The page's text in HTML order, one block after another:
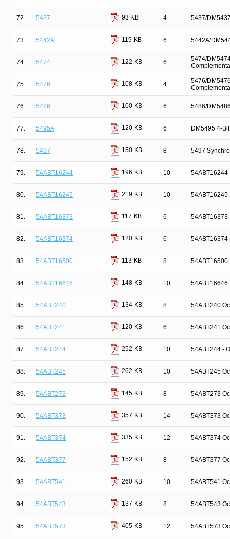
72. 5437 93 KB 4 5437/
73. 5442A 119 KB 6 5442A/
74. 5474 122 KB 6
5474/
75. 5476 108 KB 4
5476/
76. 5486 100 KB 6 5486/
77. 5495A 120 KB 6 DM5495 4-
78. 5497 150 KB 8 5497
79. 54ABT16244 196 KB 10 54ABT16244
80. 54ABT16245 219 KB 10 54ABT16245
81. 54ABT16373 117 KB 6 54ABT16373
82. 54ABT16374 120 KB 6 54ABT16374
83. 54ABT16500 113 KB 8 54ABT16500
84. 54ABT16646 148 KB 10 54ABT16646
85. 54ABT240 134 KB 8 54ABT240
86. 54ABT241 120 KB 6 54ABT241
87. 54ABT244 252 KB 10 54ABT244 -
88. 54ABT245 262 KB 10 54ABT245
89. 54ABT273 145 KB 8 54ABT273
90. 54ABT373 357 KB 14 54ABT373
91. 54ABT374 335 KB 12 54ABT374
92. 54ABT377 152 KB 8 54ABT377
93. 54ABT541 260 KB 10 54ABT541
94. 54ABT543 137 KB 8 54ABT543
95. 54ABT573 405 KB 12 54ABT573